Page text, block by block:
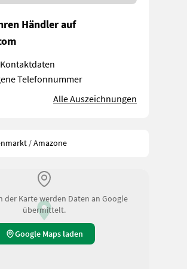
Amalog+ elektr.
Händler auf
Telefonnummer
Alle Auszeichnungen
/Amazone
der Karte werden Daten an Google
übermittelt.
Google Maps laden